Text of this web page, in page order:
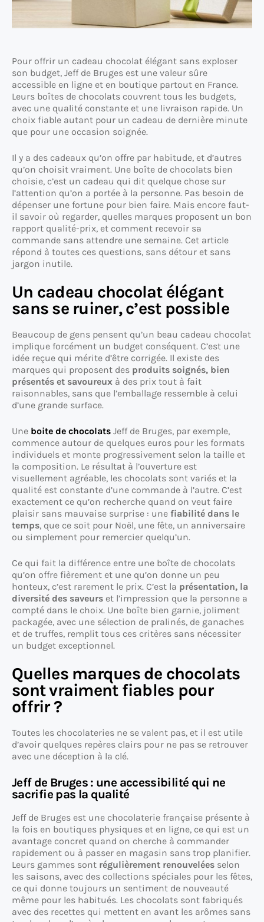
Pour offrir un cadeau chocolat élégant sans exploser
son budget, Jeff de Bruges est une valeur sûre
accessible en ligne et en boutique partout en France.
Leurs boîtes de chocolats couvrent tous les budgets,
avec une qualité constante et une livraison rapide. Un
choix fiable autant pour un cadeau de dernière minute
que pour une occasion soignée.
Il y a des cadeaux qu’on offre par habitude, et d’autres
qu’on choisit vraiment. Une boîte de chocolats bien
choisie, c’est un cadeau qui dit quelque chose sur
l’attention qu’on a portée à la personne. Pas besoin de
dépenser une fortune pour bien faire. Mais encore faut-
il savoir où regarder, quelles marques proposent un bon
rapport qualité-prix, et comment recevoir sa
commande sans attendre une semaine. Cet article
répond à toutes ces questions, sans détour et sans
jargon inutile.
Un cadeau chocolat élégant
sans se ruiner, c’est possible
Beaucoup de gens pensent qu’un beau cadeau chocolat
implique forcément un budget conséquent. C’est une
idée reçue qui mérite d’être corrigée. Il existe des
marques qui proposent des produits soignés, bien
présentés et savoureux à des prix tout à fait
raisonnables, sans que l’emballage ressemble à celui
d’une grande surface.
Une boite de chocolats Jeff de Bruges, par exemple,
commence autour de quelques euros pour les formats
individuels et monte progressivement selon la taille et
la composition. Le résultat à l’ouverture est
visuellement agréable, les chocolats sont variés et la
qualité est constante d’une commande à l’autre. C’est
exactement ce qu’on recherche quand on veut faire
plaisir sans mauvaise surprise : une fiabilité dans le
temps, que ce soit pour Noël, une fête, un anniversaire
ou simplement pour remercier quelqu’un.
Ce qui fait la différence entre une boîte de chocolats
qu’on offre fièrement et une qu’on donne un peu
honteux, c’est rarement le prix. C’est la présentation, la
diversité des saveurs et l’impression que la personne a
compté dans le choix. Une boîte bien garnie, joliment
packagée, avec une sélection de pralinés, de ganaches
et de truffes, remplit tous ces critères sans nécessiter
un budget exceptionnel.
Quelles marques de chocolats
sont vraiment fiables pour
offrir ?
Toutes les chocolateries ne se valent pas, et il est utile
d’avoir quelques repères clairs pour ne pas se retrouver
avec une déception à la clé.
Jeff de Bruges : une accessibilité qui ne
sacrifie pas la qualité
Jeff de Bruges est une chocolaterie française présente à
la fois en boutiques physiques et en ligne, ce qui est un
avantage concret quand on cherche à commander
rapidement ou à passer en magasin sans trop planifier.
Leurs gammes sont régulièrement renouvelées selon
les saisons, avec des collections spéciales pour les fêtes,
ce qui donne toujours un sentiment de nouveauté
même pour les habitués. Les chocolats sont fabriqués
avec des recettes qui mettent en avant les arômes sans